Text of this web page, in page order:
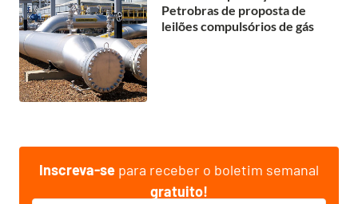
Petrobras de proposta de
leilões compulsórios de gás
Inscreva-se para receber o boletim semanal
gratuito!